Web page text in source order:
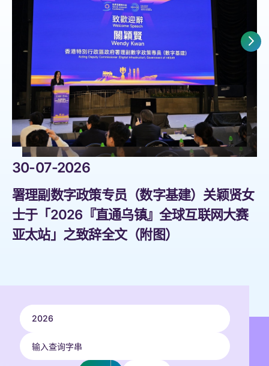
30-07-2026
署理副数字政策专员（数字基建）关颖贤女
士于「2026『直通乌镇』全球互联网大赛
亚太站」之致辞全文（附图）
搜索年份
2026
输入查询字串